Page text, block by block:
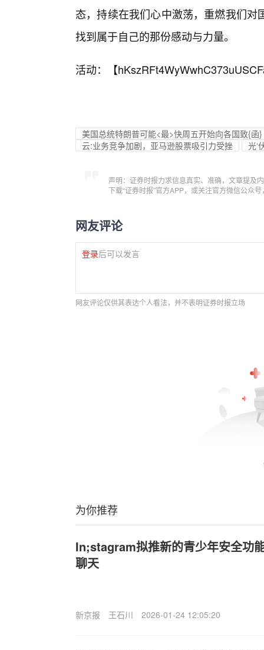
态，持续在我们心中激荡，重燃我们
找到属于自己的那份感动与力量。
活动：【
美国总统特朗普可能<最>快周五开始向各国致{函
云:业务竞争加剧，亚马逊股票吸引力受挫
光‘
声明：证券时报力求信息真实、准确，文章提及
下载“证券时报”官方APP，或关注官方微信公众
网友评论
登录后可以发言
网友评论仅供其表达个人看法，并不表明证券时报立场
为你推荐
In;stagram拟推新的青少年安全功
聊天
新京报 王石川 2026-01-24 12:05:20